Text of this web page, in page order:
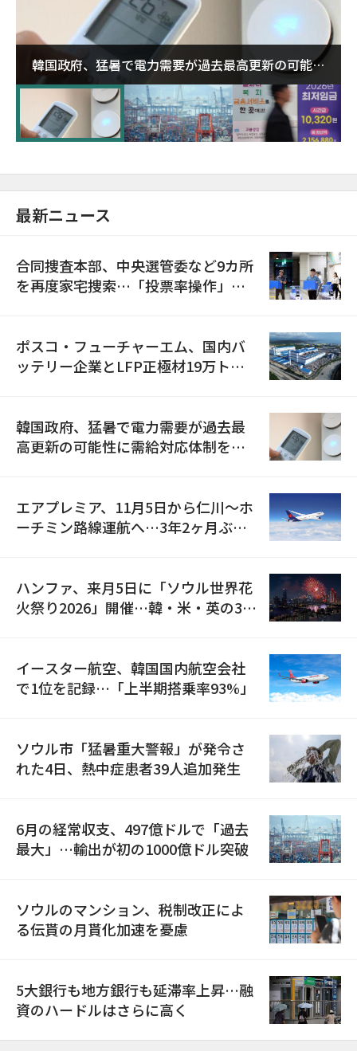
韓国政府、猛暑で電力需要が過去最高更新の可能性
に需給対応体制を点検
最新ニュース
合同捜査本部、中央選管委など9カ所
を再度家宅捜索…「投票率操作」の
ポスコ・フューチャーエム、国内バ
ッテリー企業とLFP正極材19万トン
韓国政府、猛暑で電力需要が過去最
高更新の可能性に需給対応体制を点
エアプレミア、11月5日から仁川〜ホ
ーチミン路線運航へ…3年2ヶ月ぶり
ハンファ、来月5日に「ソウル世界花
火祭り2026」開催…韓・米・英の3カ
イースター航空、韓国国内航空会社
で1位を記録…「上半期搭乗率93%」
ソウル市「猛暑重大警報」が発令さ
れた4日、熱中症患者39人追加発生
6月の経常収支、497億ドルで「過去
最大」…輸出が初の1000億ドル突破
ソウルのマンション、税制改正によ
る伝貰の月貰化加速を憂慮
5大銀行も地方銀行も延滞率上昇…融
資のハードルはさらに高く